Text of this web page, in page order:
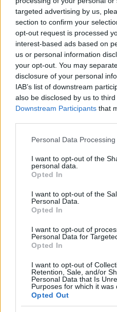
targeted advertising by us,
section to confirm your
opt-out request is processed
interest-based ads based on
us or personal information
your opt-out. You may
disclosure of your personal
IAB’s list of downstream
also be disclosed by us to
Downstream Participants that
Please note that this website/
not limited to your visit or
grant or deny consent to
use your data for below
consent section.
Personal Data
I want to opt-out of the
personal data.
Opted In
I want to opt-out of the
Personal Data.
Opted In
I want to opt-out of
Personal Data for
Opted In
I want to opt-out of
Retention, Sale, and/or
Personal Data that Is
Purposes for which it was
Opted Out
Meccs Center
Paris Saint-
Manchester
Felkészülési szezon 4. mérkőzés
2026-08-08 17:00
2 nap 2 óra 5 perc 14 másodperc
Leeds UnitedvsManchester United
AC MilanvsManchester United
ELŐZŐ MÉRKŐZÉSEK